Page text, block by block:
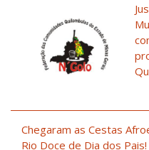
Chegaram as Cestas
Rio Doce de Dia dos Pais!